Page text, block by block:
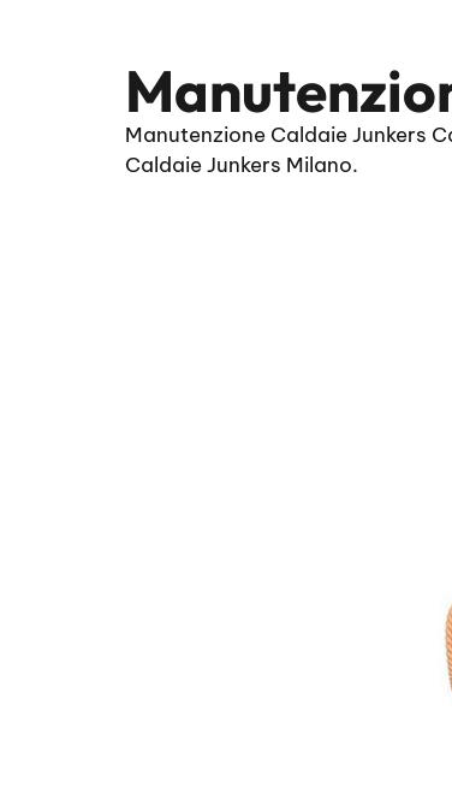
Manutenzione Caldaie Junkers
Caldaie Junkers Milano.